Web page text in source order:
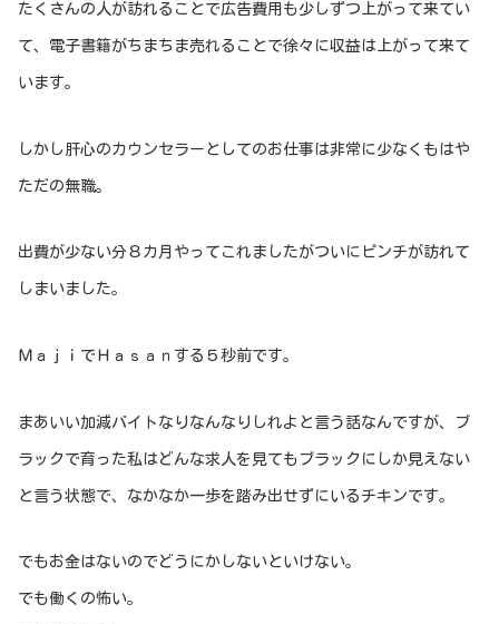
たくさんの人が訪れることで広告費用も少しずつ上がって来てい
て、電子書籍がちまちま売れることで徐々に収益は上がって来て
います。
しかし肝心のカウンセラーとしてのお仕事は非常に少なくもはや
ただの無職。
出費が少ない分８カ月やってこれましたがついにピンチが訪れて
しまいました。
ＭａｊｉでＨａｓａｎする５秒前です。
まあいい加減バイトなりなんなりしれよと言う話なんですが、ブ
ラックで育った私はどんな求人を見てもブラックにしか見えない
と言う状態で、なかなか一歩を踏み出せずにいるチキンです。
でもお金はないのでどうにかしないといけない。
でも働くの怖い。